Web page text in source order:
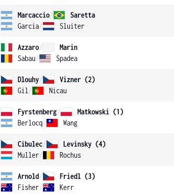
Marcaccio/
Saretta
Garcia/ Sluiter
Azzaro/
Marin
Sabau/ Spadea
Dlouhy/
Vizner (2)
Gil / Nicau
Fyrstenberg/
Matkowski (1)
Berlocq/ Wang
Cibulec/
Levinsky (4)
Muller/ Rochus
Arnold/
Friedl (3)
Fisher/ Kerr